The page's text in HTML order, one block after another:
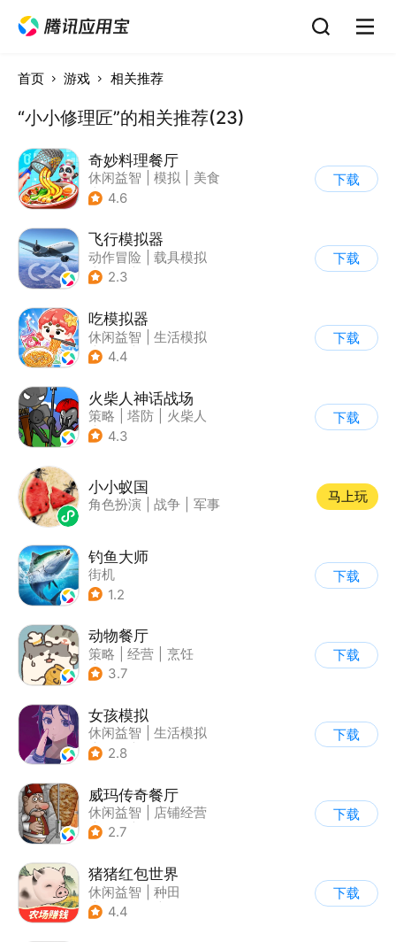
首页 游戏 相关推荐
“小小修理匠”的相关推荐(23)
奇妙料理餐厅
休闲益智 模拟
美食
| 宝宝巴士
4.6
下载
飞行模拟器
动作冒险
载具模拟
| 飞机
2.3
下载
吃模拟器
休闲益智
生活模拟
| 美食
4.4
下载
火柴人神话战场
策略 塔防
火柴人
| 休闲益智
4.3
下载
小小蚁国
角色扮演 战争 军事
马上玩
钓鱼大师
街机
1.2
下载
动物餐厅
策略 经营
烹饪
| 宠物
3.7
下载
女孩模拟
休闲益智
生活模拟
| 校园
2.8
下载
威玛传奇餐厅
休闲益智
店铺经营
| 美食
2.7
下载
猪猪红包世界
休闲益智
种田
| 田园生活
4.4
下载